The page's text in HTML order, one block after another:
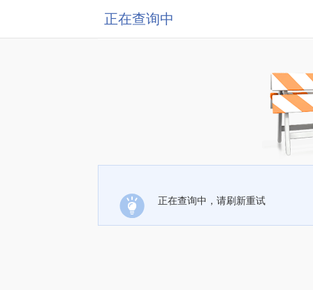
正在查询中
正在查询中，请刷新重试